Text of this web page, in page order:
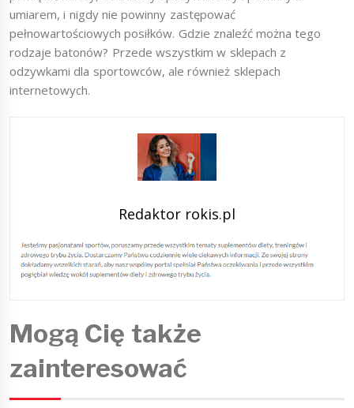
umiarem, i nigdy nie powinny zastępować
pełnowartościowych posiłków. Gdzie znaleźć można tego
rodzaje batonów? Przede wszystkim w sklepach z
odzywkami dla sportowców, ale również sklepach
internetowych.
Redaktor rokis.pl
Mogą Cię także
zainteresować